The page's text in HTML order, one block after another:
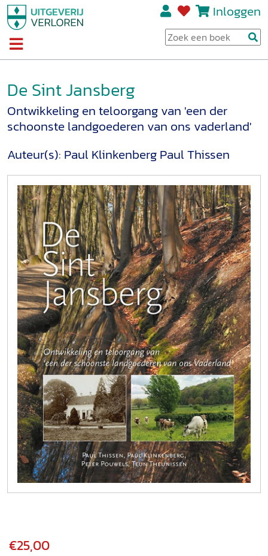
Inloggen
De Sint Jansberg
Ontwikkeling en teloorgang van 'een der
schoonste landgoederen van ons vaderland'
Auteur(s): Paul KlinkenbergPaul Thissen
€25,00